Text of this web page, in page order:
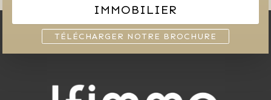
IMMOBILIER
TÉLÉCHARGER NOTRE BROCHURE